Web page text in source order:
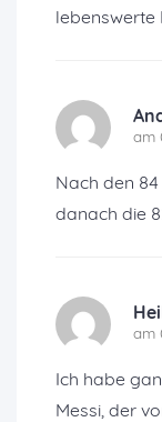
am
Nach den
danach die
am
Ich habe
Messi, der